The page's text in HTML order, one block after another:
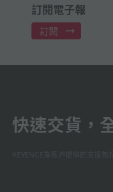
訂閱電子報
訂閱
快速交貨，